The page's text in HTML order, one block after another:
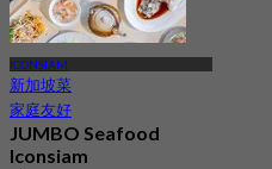
ICONSIAM
新加坡菜
家庭友好
JUMBO Seafood
Iconsiam